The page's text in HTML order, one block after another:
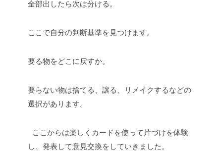
全部出したら次は分ける。
ここで自分の判断基準を見つけます。
要る物をどこに戻すか。
要らない物は捨てる、譲る、リメイクするなどの
選択があります。
ここからは楽しくカードを使って片づけを体験
し、発表して意見交換をしていきました。